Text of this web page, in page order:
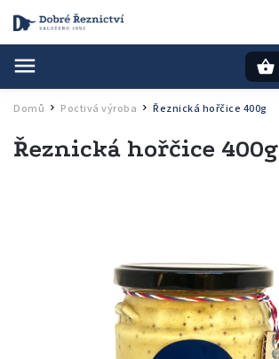
Domů / Poctivá výroba / Řeznická hořčice 400g
Řeznická hořčice 400g